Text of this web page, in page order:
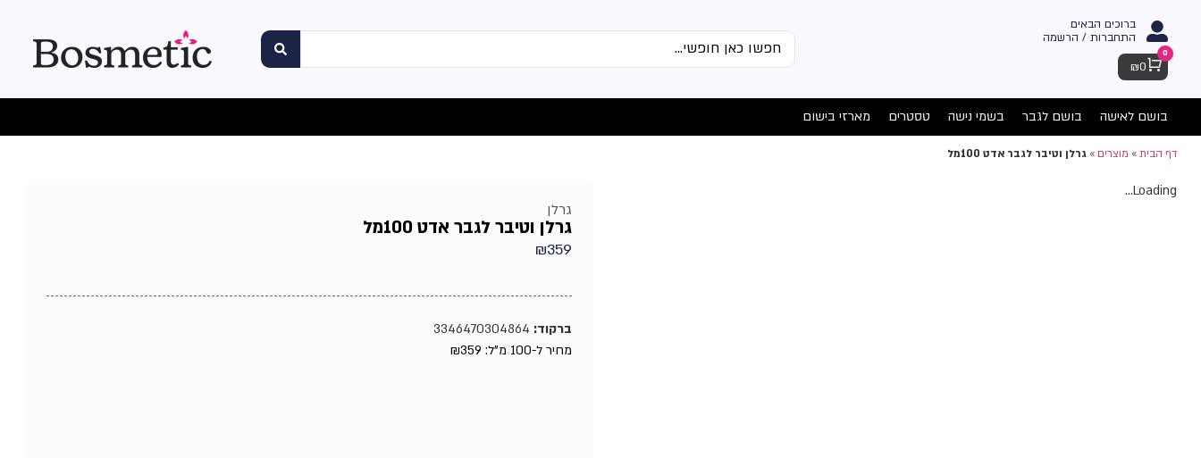
ברוכים הבאים
התחברות / הרשמה
Cart
0
₪0
בושם לאישה בושם לגבר בשמי נישה טסטרים מארזי בישום
דף הבית» מוצרים» גרלן וטיבר לגבר אדט 100מל
Loading...
גרלן
גרלן וטיבר לגבר אדט 100מל
₪359
ברקוד:
מחיר ל-100 מ"ל:
₪359